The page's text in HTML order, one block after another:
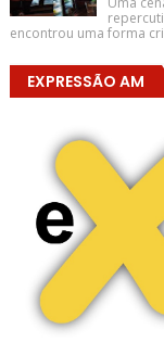
encontrou uma forma
EXPRESSÃO AM